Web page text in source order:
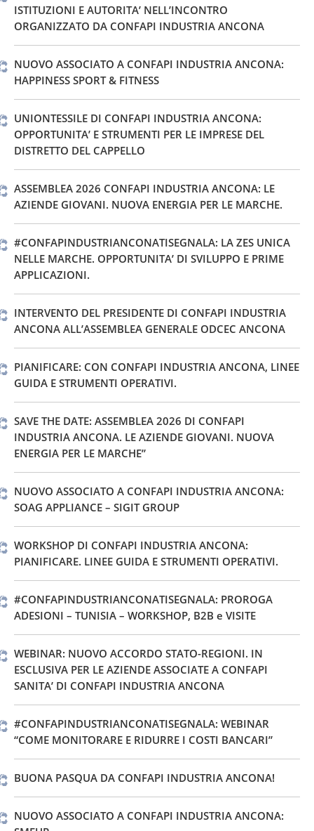
ISTITUZIONI E AUTORITA’ NELL’INCONTRO
ORGANIZZATO DA CONFAPI INDUSTRIA ANCONA
NUOVO ASSOCIATO A CONFAPI INDUSTRIA ANCONA:
HAPPINESS SPORT & FITNESS
UNIONTESSILE DI CONFAPI INDUSTRIA ANCONA:
OPPORTUNITA’ E STRUMENTI PER LE IMPRESE DEL
DISTRETTO DEL CAPPELLO
ASSEMBLEA 2026 CONFAPI INDUSTRIA ANCONA: LE
AZIENDE GIOVANI. NUOVA ENERGIA PER LE MARCHE.
#CONFAPINDUSTRIANCONATISEGNALA: LA ZES UNICA
NELLE MARCHE. OPPORTUNITA’ DI SVILUPPO E PRIME
APPLICAZIONI.
INTERVENTO DEL PRESIDENTE DI CONFAPI INDUSTRIA
ANCONA ALL’ASSEMBLEA GENERALE ODCEC ANCONA
PIANIFICARE: CON CONFAPI INDUSTRIA ANCONA, LINEE
GUIDA E STRUMENTI OPERATIVI.
SAVE THE DATE: ASSEMBLEA 2026 DI CONFAPI
INDUSTRIA ANCONA. LE AZIENDE GIOVANI. NUOVA
ENERGIA PER LE MARCHE”
NUOVO ASSOCIATO A CONFAPI INDUSTRIA ANCONA:
SOAG APPLIANCE – SIGIT GROUP
WORKSHOP DI CONFAPI INDUSTRIA ANCONA:
PIANIFICARE. LINEE GUIDA E STRUMENTI OPERATIVI.
#CONFAPINDUSTRIANCONATISEGNALA: PROROGA
ADESIONI – TUNISIA – WORKSHOP, B2B e VISITE
WEBINAR: NUOVO ACCORDO STATO-REGIONI. IN
ESCLUSIVA PER LE AZIENDE ASSOCIATE A CONFAPI
SANITA’ DI CONFAPI INDUSTRIA ANCONA
#CONFAPINDUSTRIANCONATISEGNALA: WEBINAR
“COME MONITORARE E RIDURRE I COSTI BANCARI”
BUONA PASQUA DA CONFAPI INDUSTRIA ANCONA!
NUOVO ASSOCIATO A CONFAPI INDUSTRIA ANCONA: